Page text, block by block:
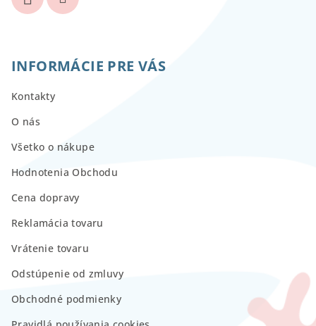
INFORMÁCIE PRE VÁS
Kontakty
O nás
Všetko o nákupe
Hodnotenia Obchodu
Cena dopravy
Reklamácia tovaru
Vrátenie tovaru
Odstúpenie od zmluvy
Obchodné podmienky